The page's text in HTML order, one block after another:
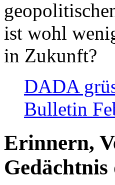
ist wohl
in Zukunft?
DADA
Bulletin
Erinnern,
Gedächtnis